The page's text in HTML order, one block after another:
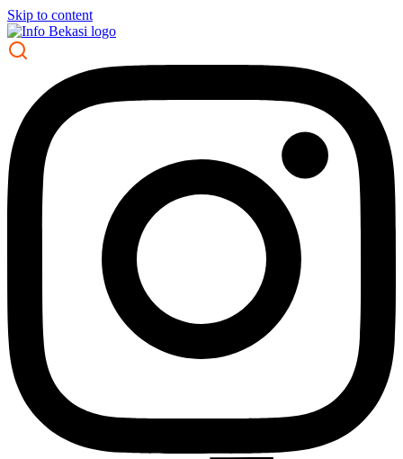
Skip to content